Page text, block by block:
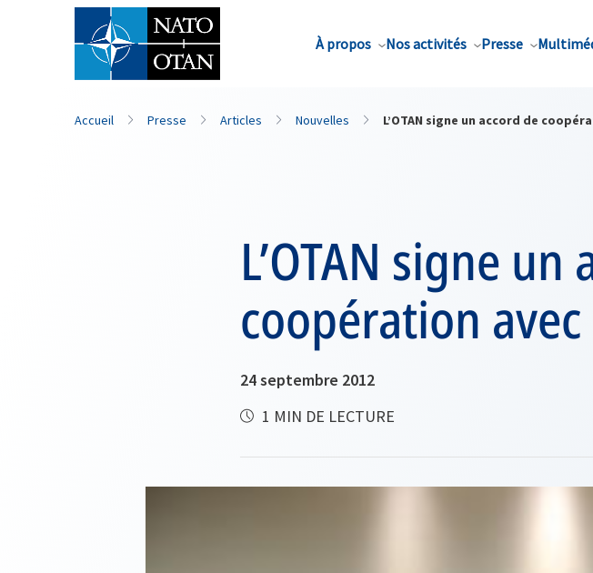
À propos Nos activités Presse
Nom de famille*
Accueil Presse Articles Nouvelles L’OTAN signe un accord de
L’OTAN signe un
coopération avec
24 septembre 2012
1 MIN DE LECTURE